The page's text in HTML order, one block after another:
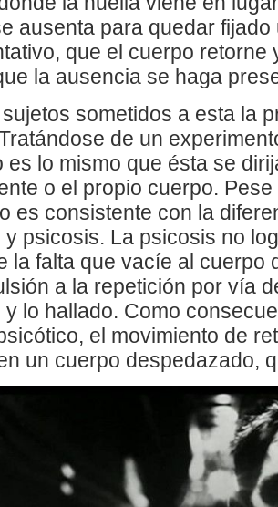
ausenta para quedar
que el cuerpo retorne
la ausencia se haga
sometidos a esta la
de un
es lo mismo que ésta se
o el propio cuerpo.
es consistente con la
y psicosis. La psicosis no
la falta que vacíe al cuerpo
a la repetición por vía
y lo hallado. Como
el movimiento de
un cuerpo despedazado,